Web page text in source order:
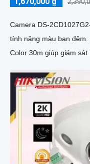
Camera DS-
tính năng màu ban đêm. Hình ảnh ban đêm sáng đẹp với Full
Color 30m giúp giám